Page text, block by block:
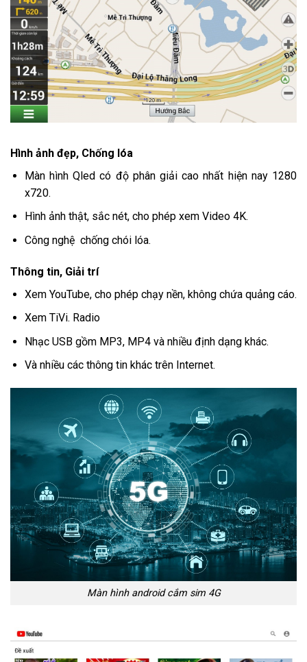
Hình ảnh đẹp, Chống lóa
Màn hình Qled có độ phân giải cao nhất hiện nay 1280
x720.
Hình ảnh thật, sắc nét, cho phép xem Video 4K.
Công nghệ chống chói lóa.
Thông tin, Giải trí
Xem YouTube, cho phép chạy nền, không chứa quảng cáo.
Xem TiVi. Radio
Nhạc USB gồm MP3, MP4 và nhiều định dạng khác.
Và nhiều các thông tin khác trên Internet.
Màn hình android cắm sim 4G